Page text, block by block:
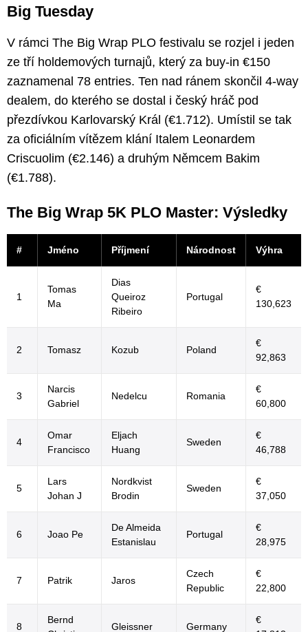
Big Tuesday
V rámci The Big Wrap PLO festivalu se rozjel i jeden
ze tří holdemových turnajů, který za buy-in €150
zaznamenal 78 entries. Ten nad ránem skončil 4-way
dealem, do kterého se dostal i český hráč pod
přezdívkou Karlovarský Král (€1.712). Umístil se tak
za oficiálním vítězem klání Italem Leonardem
Criscuolim (€2.146) a druhým Němcem Bakim
(€1.788).
The Big Wrap 5K PLO Master: Výsledky
# Jméno Příjmení Národnost Výhra
1
Tomas
Ma
Dias
Queiroz
Ribeiro
Portugal
€
130,623
2 Tomasz Kozub Poland
€
92,863
3
Narcis
Gabriel
Nedelcu Romania
€
60,800
4
Omar
Francisco
Eljach
Huang
Sweden
€
46,788
5
Lars
Johan J
Nordkvist
Brodin
Sweden
€
37,050
6 Joao Pe
De Almeida
Estanislau
Portugal
€
28,975
7 Patrik Jaros
Czech
Republic
€
22,800
8
Bernd
Gleissner Germany
€